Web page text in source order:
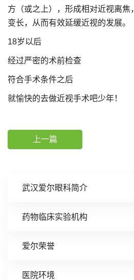
武汉爱尔眼科简介
药物临床实验机构
爱尔荣誉
医院环境
方（或之上），形成相对近视离焦
变长，从而有效延缓近视的发展。
18岁以后
经过严密的术前检查
符合手术条件之后
就愉快的去做近视手术吧少年！
上一篇